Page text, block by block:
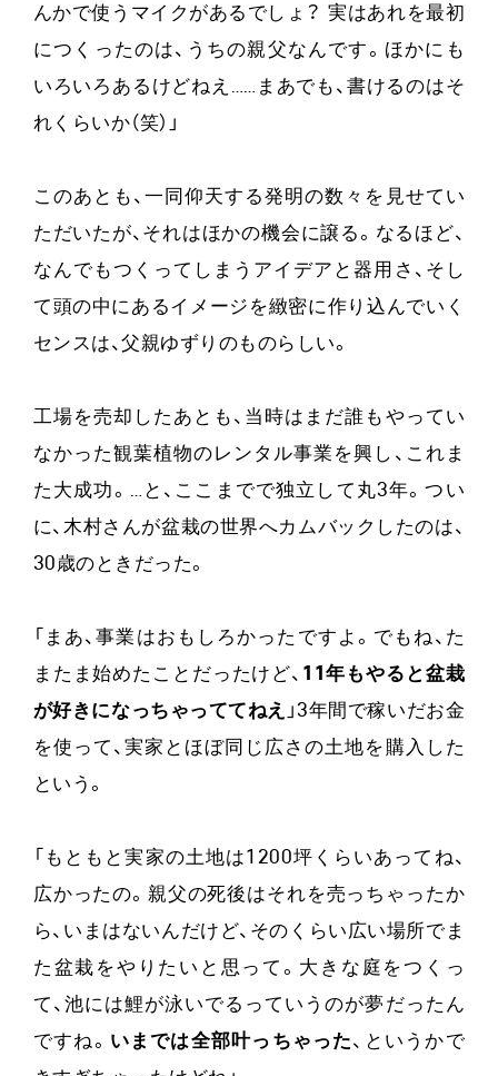
んかで使うマイクがあるでしょ？ 実はあれを最初
につくったのは、うちの親父なんです。ほかにも
いろいろあるけどねえ……まあでも、書けるのはそ
れくらいか（笑）」
このあとも、一同仰天する発明の数々を見せてい
ただいたが、それはほかの機会に譲る。なるほど、
なんでもつくってしまうアイデアと器用さ、そし
て頭の中にあるイメージを緻密に作り込んでいく
センスは、父親ゆずりのものらしい。
工場を売却したあとも、当時はまだ誰もやってい
なかった観葉植物のレンタル事業を興し、これま
た大成功。…と、ここまでで独立して丸3年。つい
に、木村さんが盆栽の世界へカムバックしたのは、
30歳のときだった。
「まあ、事業はおもしろかったですよ。でもね、た
またま始めたことだったけど、 11年もやると盆栽
が好きになっちゃっててねえ 」3年間で稼いだお金
を使って、実家とほぼ同じ広さの土地を購入した
という。
「もともと実家の土地は1200坪くらいあってね、
広かったの。親父の死後はそれを売っちゃったか
ら、いまはないんだけど、そのくらい広い場所でま
た盆栽をやりたいと思って。大きな庭をつくっ
て、池には鯉が泳いでるっていうのが夢だったん
ですね。 いまでは全部叶っちゃった、というかで